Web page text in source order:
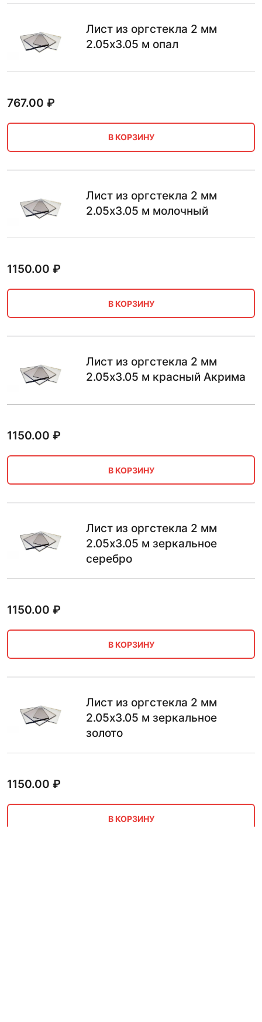
Лист из оргстекла 2 мм
2.05х3.05 м опал
767.00 ₽
В КОРЗИНУ
Лист из оргстекла 2 мм
2.05х3.05 м молочный
1150.00 ₽
В КОРЗИНУ
Лист из оргстекла 2 мм
2.05х3.05 м красный Акрима
1150.00 ₽
В КОРЗИНУ
Лист из оргстекла 2 мм
2.05х3.05 м зеркальное
серебро
1150.00 ₽
В КОРЗИНУ
Лист из оргстекла 2 мм
2.05х3.05 м зеркальное
золото
1150.00 ₽
В КОРЗИНУ